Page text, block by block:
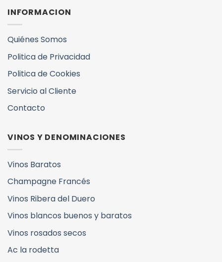
INFORMACION
Quiénes Somos
Politica de Privacidad
Politica de Cookies
Servicio al Cliente
Contacto
VINOS Y DENOMINACIONES
Vinos Baratos
Champagne Francés
Vinos Ribera del Duero
Vinos blancos buenos y baratos
Vinos rosados secos
Ac la rodetta